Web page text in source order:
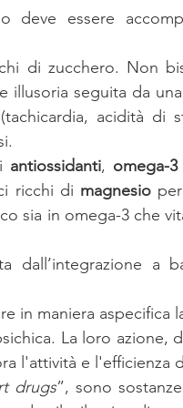
essere
di zucchero. Non
illusoria seguita da
acidità di
antiossidanti, omega-3
ricchi di magnesio per
sia in omega-3 che
dall’integrazione a
La loro azione,
l'attività e l'efficienza
drugs”, sono